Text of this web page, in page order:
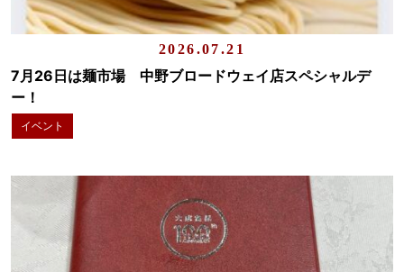
2026.07.21
7月26日は麺市場 中野ブロードウェイ店スペシャルデ
ー！
イベント